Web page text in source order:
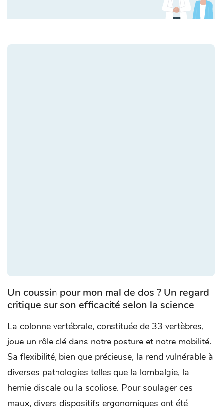
Un coussin pour mon mal de dos ? Un regard
critique sur son efficacité selon la science
La colonne vertébrale, constituée de 33 vertèbres,
joue un rôle clé dans notre posture et notre mobilité.
Sa flexibilité, bien que précieuse, la rend vulnérable à
diverses pathologies telles que la lombalgie, la
hernie discale ou la scoliose. Pour soulager ces
maux, divers dispositifs ergonomiques ont été